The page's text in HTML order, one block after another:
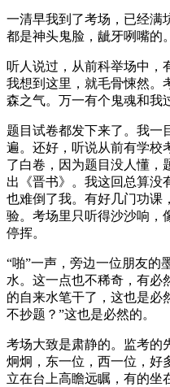
一清早我到了考场，已经满
都是神头鬼脸，龇牙咧嘴的。
听人说过，从前科举场中，
我想到这里，就毛骨悚然。
森之气。万一有个鬼魂和我
题目试卷都发下来了。我一
遍。还好，听说从前有学校
了白卷，因为题目没人懂，
出《晋书》。我这回总算没
也难倒了我。有好几门功课
验。考场里只听得沙沙响，
停挥。
“啪”一声，旁边一位朋友的
水。这一点也不稀奇，有必
的自来水笔干了，这也是必
不抄题？”这也是必然的。
考场大致是肃静的。监考的
炯炯，东一位，西一位，好
立在台上高瞻远瞩，有的坐